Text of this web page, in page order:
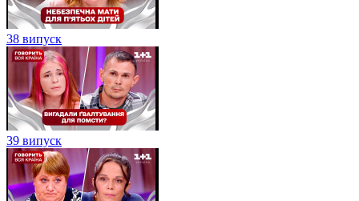
38 випуск
39 випуск